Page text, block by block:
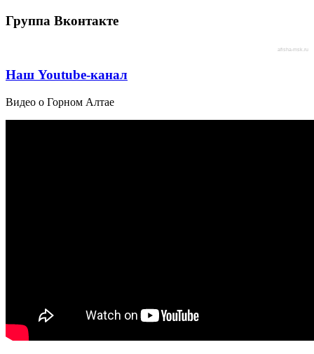
Группа Вконтакте
afisha-msk.ru
Наш Youtube-канал
Видео о Горном Алтае